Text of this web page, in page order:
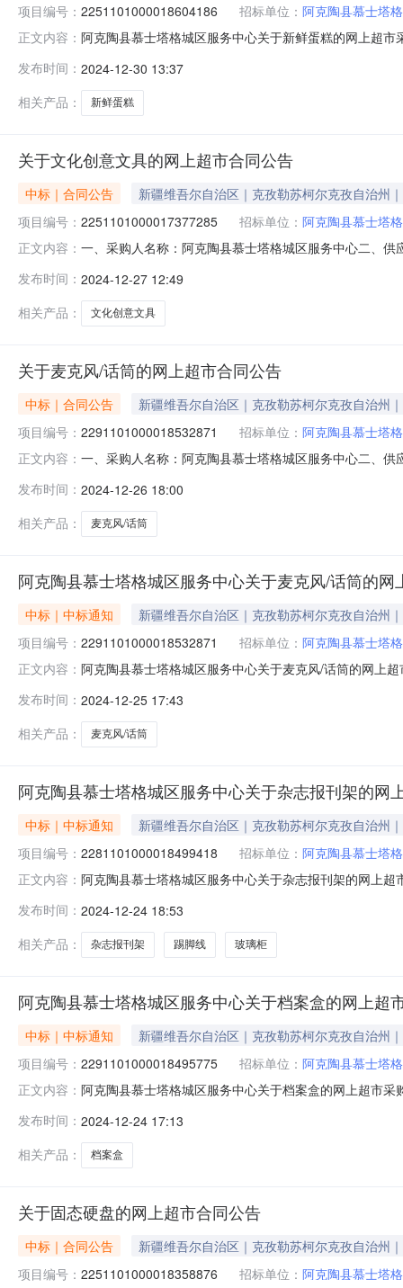
项目编号： 2251101000018604186 招标单位： 阿克陶县慕士塔
正文内容： 阿克陶县慕士塔格城区服务中心关于新鲜蛋糕的网上超
（元）:项目所在行政区划编码:653022项目所在行政区
发布时间： 2024-12-30 13:37
相关产品：
新鲜蛋糕
关于文化创意文具的网上超市合同公告
中标｜合同公告
新疆维吾尔自治区｜克孜勒苏柯尔克孜自治州
项目编号： 2251101000017377285 招标单位： 阿克陶县慕士塔
正文内容： 一、采购人名称：阿克陶县慕士塔格城区服务中心二、
力/deli0240张223.00511152晨光AGPA5201中国国旗五
发布时间： 2024-12-27 12:49
相关产品：
文化创意文具
关于麦克风/话筒的网上超市合同公告
中标｜合同公告
新疆维吾尔自治区｜克孜勒苏柯尔克孜自治州
项目编号： 2291101000018532871 招标单位： 阿克陶县慕士塔
正文内容： 一、采购人名称：阿克陶县慕士塔格城区服务中心二、
套1.00135013502BMBW专业功放机大功率纯后级酒吧
发布时间： 2024-12-26 18:00
相关产品：
麦克风/话筒
阿克陶县慕士塔格城区服务中心关于麦克风/话筒的
中标｜中标通知
新疆维吾尔自治区｜克孜勒苏柯尔克孜自治州
项目编号： 2291101000018532871 招标单位： 阿克陶县慕士塔
正文内容： 阿克陶县慕士塔格城区服务中心关于麦克风/话筒的网上
金额（元）:项目所在行政区划编码:653022项目所在行
发布时间： 2024-12-25 17:43
相关产品：
麦克风/话筒
阿克陶县慕士塔格城区服务中心关于杂志报刊架的网
中标｜中标通知
新疆维吾尔自治区｜克孜勒苏柯尔克孜自治州
项目编号： 2281101000018499418 招标单位： 阿克陶县慕士塔
正文内容： 阿克陶县慕士塔格城区服务中心关于杂志报刊架的网上
额（元）:项目所在行政区划编码:653022项目所在行政
发布时间： 2024-12-24 18:53
相关产品：
杂志报刊架 踢脚线 玻璃柜
阿克陶县慕士塔格城区服务中心关于档案盒的网上超
中标｜中标通知
新疆维吾尔自治区｜克孜勒苏柯尔克孜自治州
项目编号： 2291101000018495775 招标单位： 阿克陶县慕士塔
正文内容： 阿克陶县慕士塔格城区服务中心关于档案盒的网上超市
（元）:项目所在行政区划编码:653022项目所在行政区
发布时间： 2024-12-24 17:13
相关产品：
档案盒
关于固态硬盘的网上超市合同公告
中标｜合同公告
新疆维吾尔自治区｜克孜勒苏柯尔克孜自治州
项目编号： 2251101000018358876 招标单位： 阿克陶县慕士塔